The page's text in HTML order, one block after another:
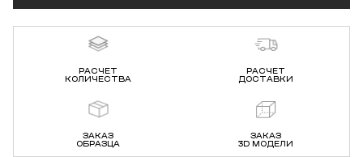
РАСЧЕТ
КОЛИЧЕСТВА
РАСЧЕТ
ДОСТАВКИ
ЗАКАЗ
ОБРАЗЦА
ЗАКАЗ
3D МОДЕЛИ